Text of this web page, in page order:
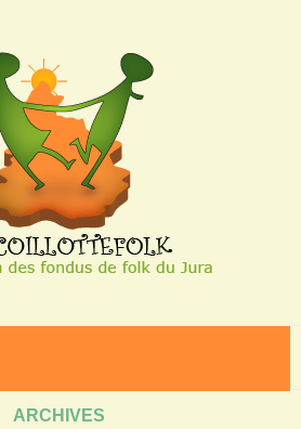
ARCHIVES